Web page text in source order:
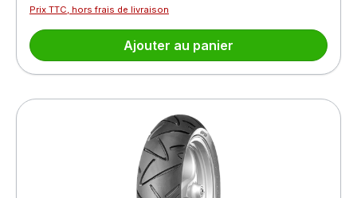
Prix TTC, hors frais de livraison
Ajouter au panier